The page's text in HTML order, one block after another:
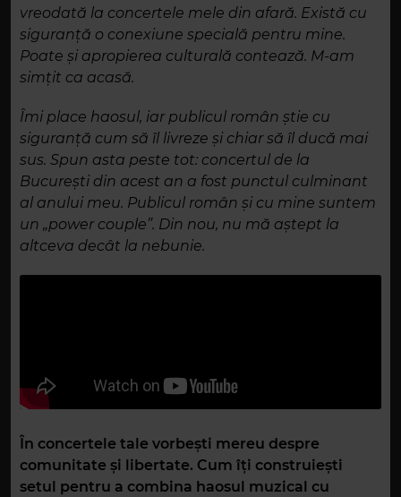
vreodată la concertele mele din afară. Există cu
siguranță o conexiune specială pentru mine.
Poate și apropierea culturală contează. M-am
simțit ca acasă.
Îmi place haosul, iar publicul român știe cu
siguranță cum să îl livreze și chiar să îl ducă mai
sus. Spun asta peste tot: concertul de la
București din acest an a fost punctul culminant
al anului meu. Publicul român și cu mine suntem
un „power couple”. Din nou, nu mă aștept la
altceva decât la nebunie.
În concertele tale vorbești mereu despre
comunitate și libertate. Cum îți construiești
setul pentru a combina haosul muzical cu